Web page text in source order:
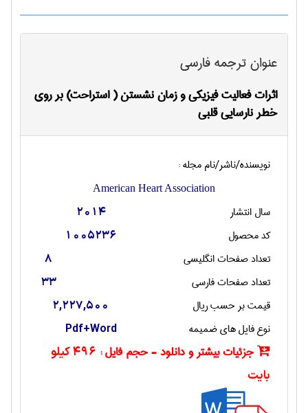
عنوان ترجمه فارسی
اثرات فعالیت فیزیکی و زمان نشستن ( استراحت) بر روی
خطر نارسایی قلبی
نویسنده/ناشر/نام مجله :
American Heart Association
سال انتشار 2014
کد محصول 1005236
تعداد صفحات انگليسی 8
تعداد صفحات فارسی 33
قیمت بر حسب ریال 2,227,500
نوع فایل های ضمیمه Pdf+Word
جزئیات بیشتر و دانلود - حجم فایل :
496 کیلو
بایت